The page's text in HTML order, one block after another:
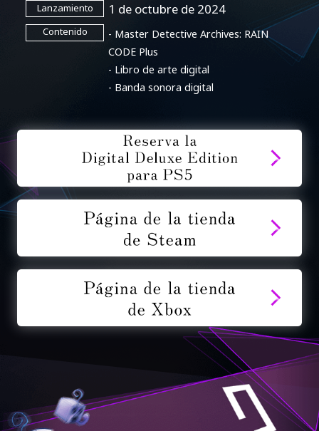
Lanzamiento 1 de octubre de 2024
Contenido
- Master Detective Archives: RAIN
CODE Plus
- Libro de arte digital
- Banda sonora digital